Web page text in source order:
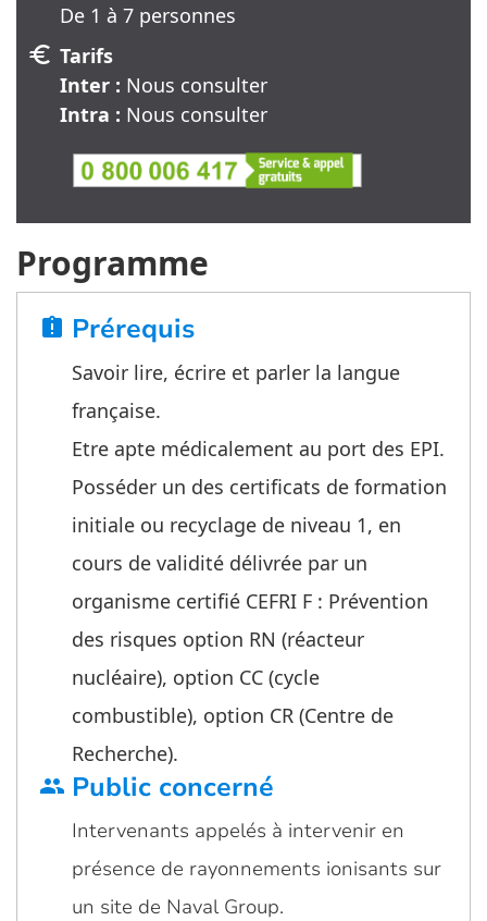
De 1 à 7 personnes
euro Tarifs
Inter : Nous consulter
Intra : Nous consulter
Programme
assignment_late Prérequis
Savoir lire, écrire et parler la langue
française.
Etre apte médicalement au port des EPI.
Posséder un des certificats de formation
initiale ou recyclage de niveau 1, en
cours de validité délivrée par un
organisme certifié CEFRI F : Prévention
des risques option RN (réacteur
nucléaire), option CC (cycle
combustible), option CR (Centre de
Recherche).
group Public concerné
Intervenants appelés à intervenir en
présence de rayonnements ionisants sur
un site de Naval Group.